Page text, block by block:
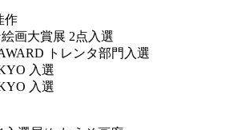
作
画大賞展 2点入選
トレンタ部門入選
入選
入選